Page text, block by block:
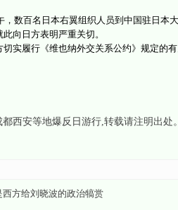
数百名日本右翼组织人员到中国驻日本
日方表明严重关切。
履行《维也纳外交关系公约》规定的
西安等地爆反日游行,转载请注明出处
方给刘晓波的政治犒赏